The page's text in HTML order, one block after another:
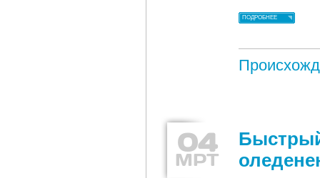
ПОДРОБНЕЕ
04
МРТ